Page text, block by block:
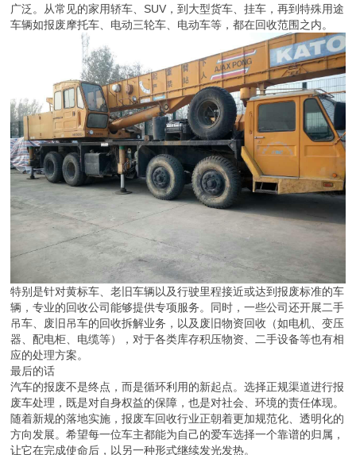
广泛。从常见的家用轿车、SUV，到大型货车、挂车，再到特殊用途
车辆如报废摩托车、电动三轮车、电动车等，都在回收范围之内。
特别是针对黄标车、老旧车辆以及行驶里程接近或达到报废标准的车
辆，专业的回收公司能够提供专项服务。同时，一些公司还开展二手
吊车、废旧吊车的回收拆解业务，以及废旧物资回收（如电机、变压
器、配电柜、电缆等），对于各类库存积压物资、二手设备等也有相
应的处理方案。
最后的话
汽车的报废不是终点，而是循环利用的新起点。选择正规渠道进行报
废车处理，既是对自身权益的保障，也是对社会、环境的责任体现。
随着新规的落地实施，报废车回收行业正朝着更加规范化、透明化的
方向发展。希望每一位车主都能为自己的爱车选择一个靠谱的归属，
让它在完成使命后，以另一种形式继续发光发热。